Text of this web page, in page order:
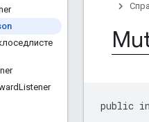
Listener
public